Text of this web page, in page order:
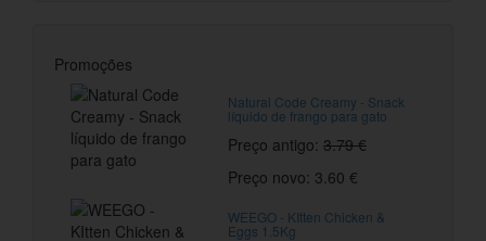
Promoções
Natural Code Creamy - Snack
líquido de frango para gato
Preço antigo: 3.79 €
Preço novo: 3.60 €
WEEGO - KItten Chicken &
Eggs 1.5Kg